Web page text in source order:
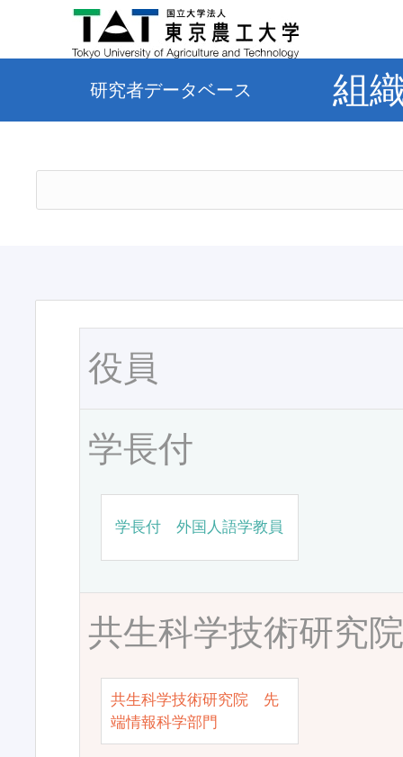
研究者データベース 組
役員
学長付
学長付 外国人語学教員
共生科学技術研究
共生科学技術研究院 先
端情報科学部門